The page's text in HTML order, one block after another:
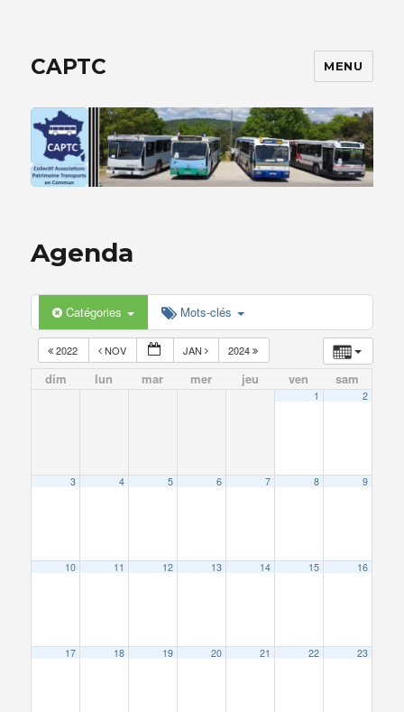
CAPTC MENU
Agenda
Catégories Mots-clés
2022 NOV JAN 2024
dim lun mar mer jeu ven sam
1 2
3 4 5 6 7 8 9
10 11 12 13 14 15 16
17 18 19 20 21 22 23